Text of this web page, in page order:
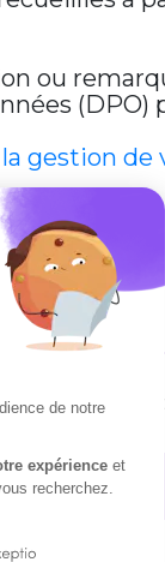
ou
(DPO)
gestion
la suite de